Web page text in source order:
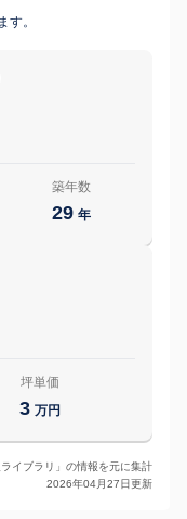
す。
築年数
29 年
坪単価
3 万円
ライブラリ」の情報を元に集計
2026年04月27日更新